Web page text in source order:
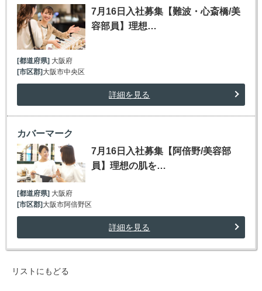
7月16日入社募集【難波・心斎橋/美
容部員】理想…
[都道府県] 大阪府
[市区郡] 大阪市中央区
詳細を見る
カバーマーク
7月16日入社募集【阿倍野/美容部
員】理想の肌を…
[都道府県] 大阪府
[市区郡] 大阪市阿倍野区
詳細を見る
リストにもどる